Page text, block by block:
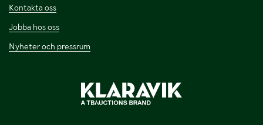
Kontakta oss
Jobba hos oss
Nyheter och pressrum